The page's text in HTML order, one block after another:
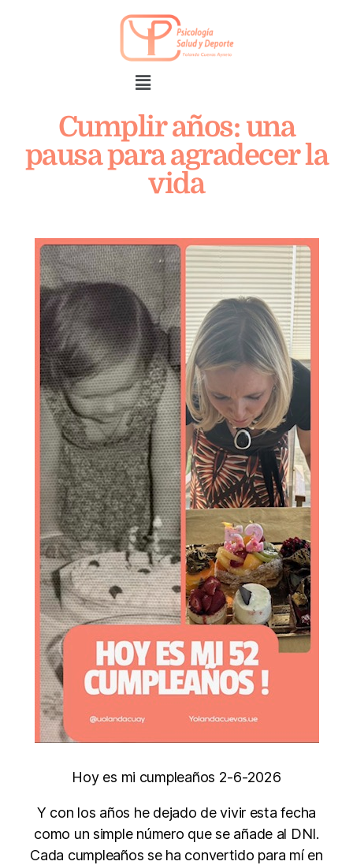
Cumplir años: una
pausa para agradecer la
vida
Hoy es mi cumpleaños 2-6-2026
Y con los años he dejado de vivir esta fecha
como un simple número que se añade al DNI.
Cada cumpleaños se ha convertido para mí en